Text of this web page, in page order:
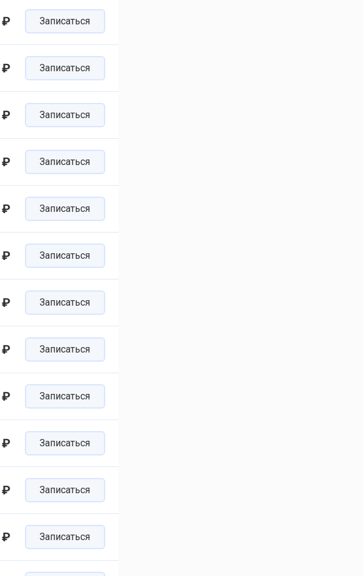
₽ Записаться
₽ Записаться
₽ Записаться
₽ Записаться
₽ Записаться
₽ Записаться
₽ Записаться
₽ Записаться
₽ Записаться
₽ Записаться
₽ Записаться
₽ Записаться